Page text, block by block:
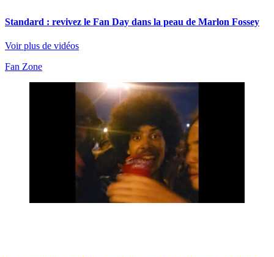
Standard : revivez le Fan Day dans la peau de Marlon Fossey
Voir plus de vidéos
Fan Zone